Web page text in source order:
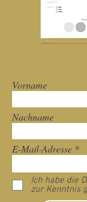
Vorname
Nachname
E-Mail-Adresse
Ich habe die
zur Kenntnis